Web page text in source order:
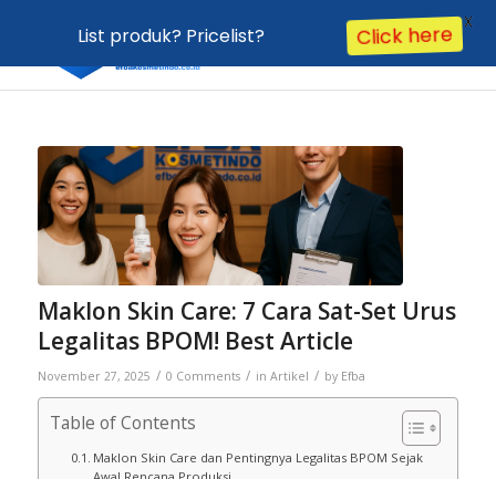
Maklon Skin Care: 7 Cara Sat-Set Urus
Legalitas BPOM! Best Article
List produk? Pricelist? Click here
X